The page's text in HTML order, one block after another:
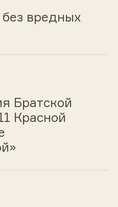
вредных
Братской
Красной